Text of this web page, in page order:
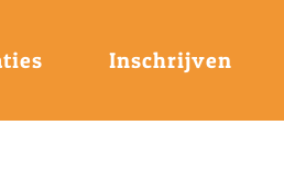
Inschrijven